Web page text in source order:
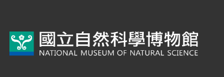
典藏網-國立自然科
網頁導覽